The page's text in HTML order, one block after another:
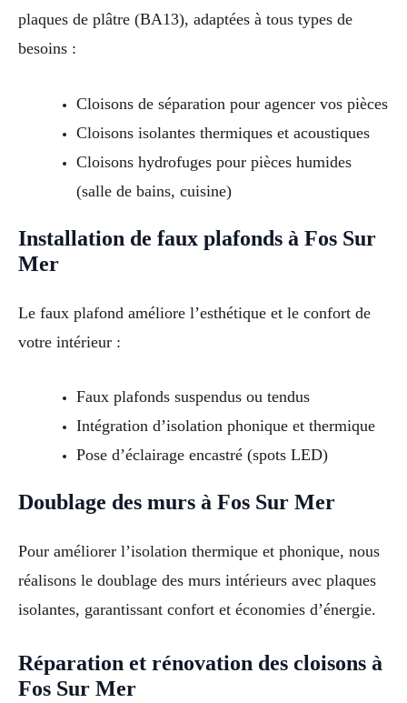
plaques de plâtre (BA13), adaptées à tous types de
besoins :
Cloisons de séparation pour agencer vos pièces
Cloisons isolantes thermiques et acoustiques
Cloisons hydrofuges pour pièces humides
(salle de bains, cuisine)
Installation de faux plafonds à Fos Sur
Mer
Le faux plafond améliore l’esthétique et le confort de
votre intérieur :
Faux plafonds suspendus ou tendus
Intégration d’isolation phonique et thermique
Pose d’éclairage encastré (spots LED)
Doublage des murs à Fos Sur Mer
Pour améliorer l’isolation thermique et phonique, nous
réalisons le doublage des murs intérieurs avec plaques
isolantes, garantissant confort et économies d’énergie.
Réparation et rénovation des cloisons à
Fos Sur Mer